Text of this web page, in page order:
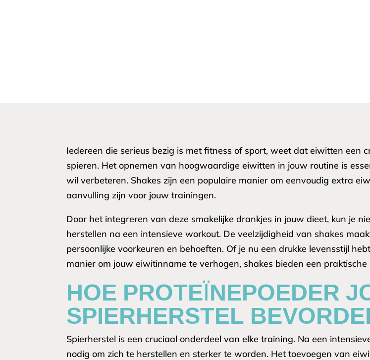
Iedereen die serieus bezig is met fitness of sport, weet dat eiwitten een
spieren. Het opnemen van hoogwaardige eiwitten in jouw routine is
wil verbeteren. Shakes zijn een populaire manier om eenvoudig extra
aanvulling zijn voor jouw trainingen.
Door het integreren van deze smakelijke drankjes in jouw dieet, kun je
herstellen na een intensieve workout. De veelzijdigheid van shakes
persoonlijke voorkeuren en behoeften. Of je nu een drukke levensstijl
manier om jouw eiwitinname te verhogen, shakes bieden een praktische
HOE PROTEÏNEPOEDER
SPIERHERSTEL
Spierherstel is een cruciaal onderdeel van elke training. Na een
nodig om zich te herstellen en sterker te worden. Het toevoegen van